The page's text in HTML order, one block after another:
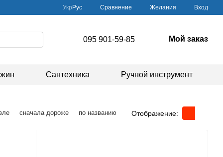
Укр Рус Сравнение Желания Вход
095 901-59-85 Мой заказ
Сантехника Ручной инструмент
сначала дороже по названию Отображение: